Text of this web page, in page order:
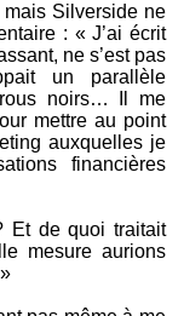
mais Silverside ne
: « J’ai écrit
ne s’est pas
un parallèle
noirs… Il me
mettre au point
auxquelles je
financières
Et de quoi traitait
mesure aurions